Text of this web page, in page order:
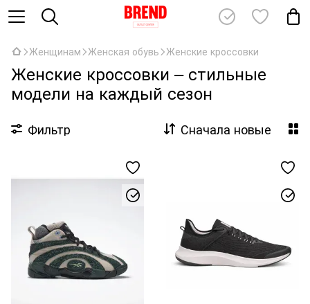
Женщинам Женская обувь Женские кроссовки
Женские кроссовки – стильные
модели на каждый сезон
Фильтр Сначала новые